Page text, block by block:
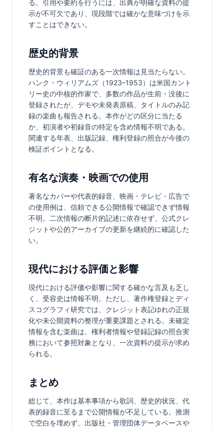
る。引用や要約を行うには、出典が明確な資料の提
示が不可欠であり、現段階では確かな意味づけを示
すことはできない。
歴史的背景
歴史的背景も確証のある一次情報は見当たらない。
ハンク・ウィリアムズ（1923–1953）は米国カント
リー史の中核的作家で、多数の作品が生前・没後に
登録されたが、デモや未発表原稿、タイトルのみ記
録の楽曲も報告される。本作がどの区分に当たる
か、初演者や初録音の特定を含め情報不明である。
関連する年表、出版記録、権利登録の照合が今後の
検証ポイントとなる。
有名な演奏・映画での使用
著名なカバーや代表的録音、映画・テレビ・広告で
の使用例は、信頼できる公開情報で確認できず情報
不明。二次情報の断片的記述に依存せず、公式クレ
ジットや公的アーカイブの更新を継続的に確認した
い。
現代における評価と影響
現代における評価や影響に関する確かな言及も乏し
く、受容史は情報不明。ただし、著作権登録とディ
スコグラフィ研究では、クレジット表記ゆれの正規
化や未公開資料の整理が重要課題とされる。未確定
情報を含む楽曲は、権利者情報や登録記録の照合実
務において参照対象となり、一次資料の提示が求め
られる。
まとめ
総じて、本作は基本事項から歌詞、歴史的状況、代
表的録音に至るまで公開情報が不足している。推測
で空白を埋めず、出版社・管理団体データベースや